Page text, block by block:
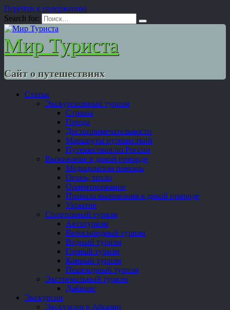
Перейти к содержанию
Search for:
Мир Туриста
Сайт о путешествиях
Статьи
Экскурсионный туризм
Страны
Города
Достопримечательности
Маршруты путешествий
Путешествия по России
Выживание в дикой природе
Медицинская помощь
Огонь, тепло
Ориентирование
Правила выживания в дикой природе
Укрытие
Спортивный туризм
Автотуризм
Велосипедный туризм
Водный туризм
Горный туризм
Конный туризм
Пешеходный туризм
Экстремальный туризм
Дайвинг
Экскурсии
Экскурсии в Абхазии